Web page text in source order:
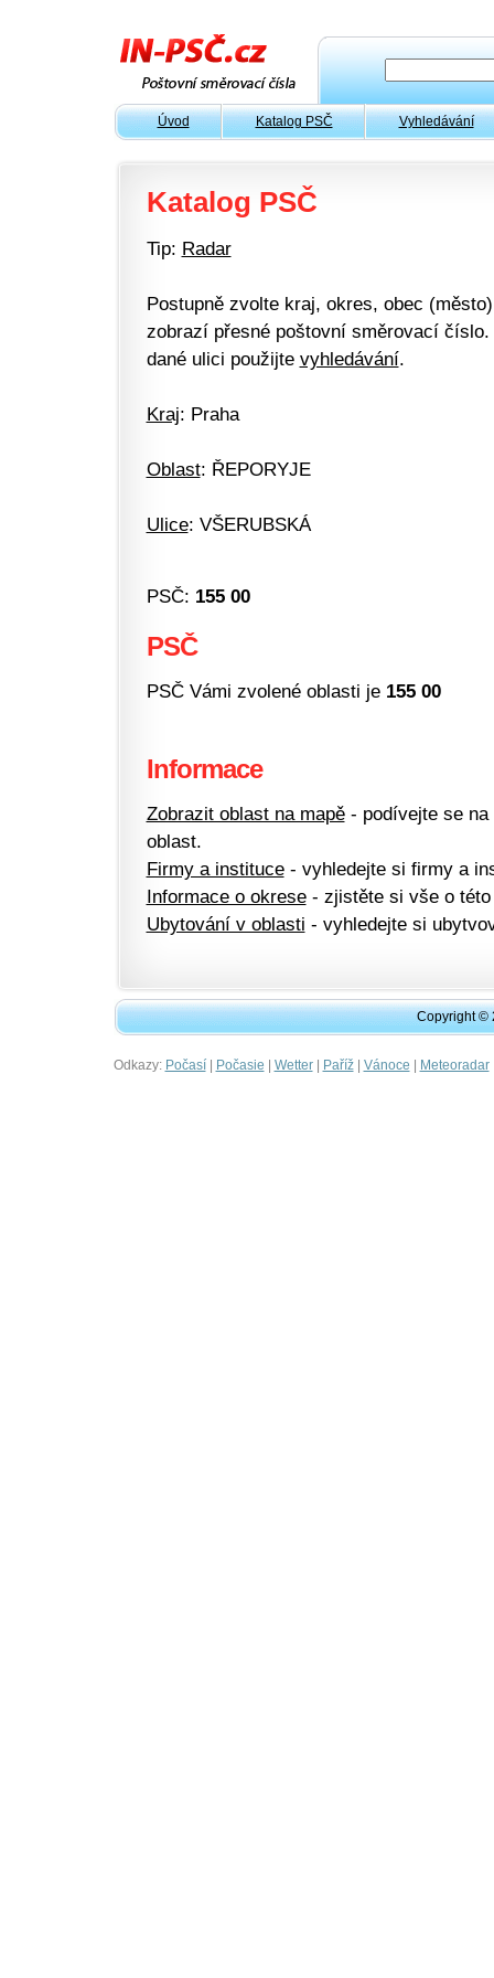
Úvod Katalog PSČ Vyhledávání
Katalog PSČ
Tip: Radar
Postupně zvolte kraj, okres, obec
zobrazí přesné poštovní směrovací
dané ulici použijte vyhledávání.
Kraj: Praha
Oblast: ŘEPORYJE
Ulice: VŠERUBSKÁ
PSČ: 155 00
PSČ
PSČ Vámi zvolené oblasti je 155 00
Informace
Zobrazit oblast na mapě- podívejte se na
oblast.
Firmy a instituce- vyhledejte si firmy a
Informace o okrese- zjistěte si vše o této
Ubytování v oblasti - vyhledejte si
Copyright ©
Odkazy: Počasí| Počasie | Wetter| Paříž| Vánoce | Meteoradar